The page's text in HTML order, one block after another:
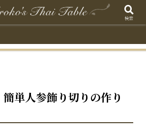
単人参飾り切りの作り
検索